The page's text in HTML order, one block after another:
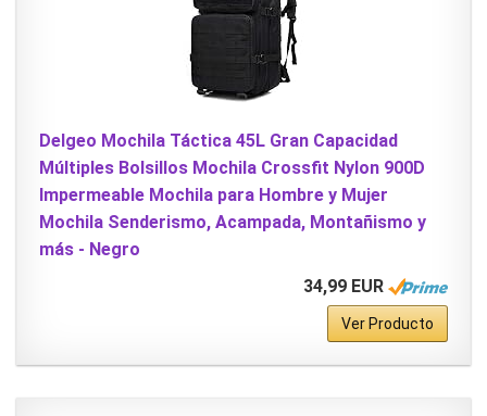
Delgeo Mochila Táctica 45L Gran Capacidad
Múltiples Bolsillos Mochila Crossfit Nylon 900D
Impermeable Mochila para Hombre y Mujer
Mochila Senderismo, Acampada, Montañismo y
más - Negro
34,99 EUR
Ver Producto